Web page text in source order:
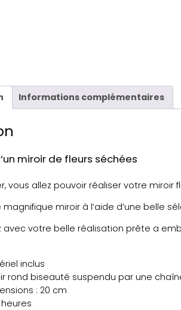
Informations complémentaires
miroir de fleurs séchées
vous allez pouvoir réaliser votre miroir
magnifique miroir à l’aide d’une belle
avec votre belle réalisation prête a
inclus
rond biseauté suspendu par une
: 20 cm
heures